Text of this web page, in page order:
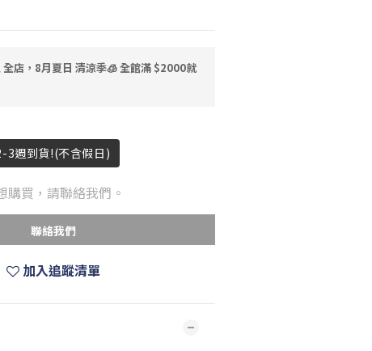
全店，8月夏日 清涼季🧊 全館滿 $2000就
3週到貨!(不含假日)
購買，請聯絡我們。
聯絡我們
加入追蹤清單